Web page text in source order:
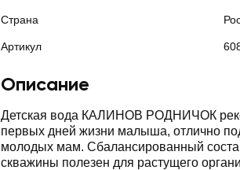
Страна
Артикул
Описание
Детская вода КАЛИНОВ РОДНИЧОК
первых дней жизни малыша, отлично подходит для будущих и
молодых мам. Сбалансированный состав воды из
скважины полезен для растущего